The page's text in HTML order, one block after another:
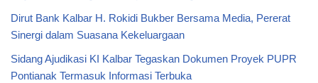
Dirut Bank Kalbar H. Rokidi Bukber Bersama Media, Pererat
Sinergi dalam Suasana Kekeluargaan
Sidang Ajudikasi KI Kalbar Tegaskan Dokumen Proyek PUPR
Pontianak Termasuk Informasi Terbuka